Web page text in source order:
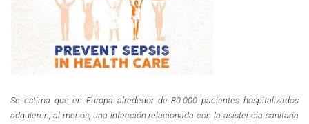
Se estima que en Europa alrededor de 80.000 pacientes hospitalizados
adquieren, al menos, una infección relacionada con la asistencia sanitaria